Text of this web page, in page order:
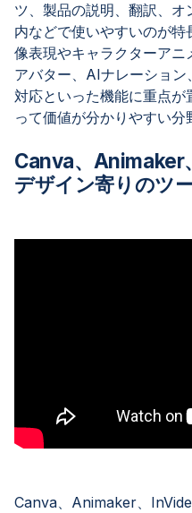
ツ、製品の説明、翻訳、
内などで使いやすいのが特
像表現やキャラクターア
アバター、AIナレーショ
対応といった機能に重点が
って価値が分かりやすい分
Canva、Animaker
デザイン寄りのツ
Canva、Animaker、